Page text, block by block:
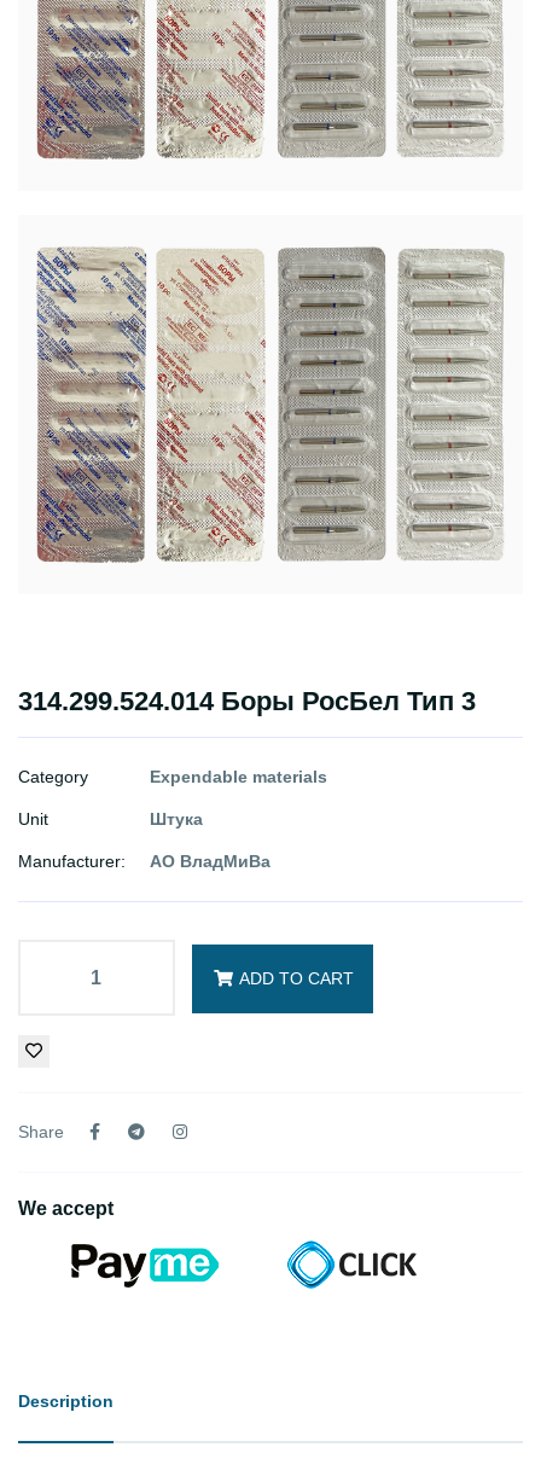
314.299.524.014 Боры РосБел Тип 3
Category Expendable materials
Unit Штука
Manufacturer: АО ВладМиВа
ADD TO CART
Share
We accept
Description